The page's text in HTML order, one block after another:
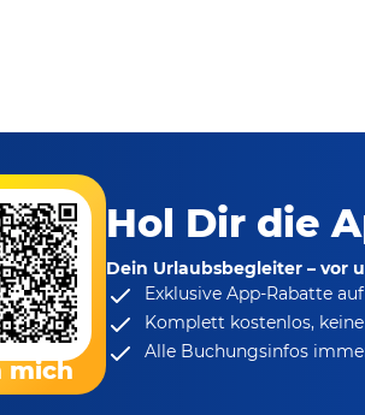
mich
Hol Dir die
Dein Urlaubsbegleiter – vor
Exklusive App-Rabatteauf
Komplett kostenlos,
Alle Buchungsinfos